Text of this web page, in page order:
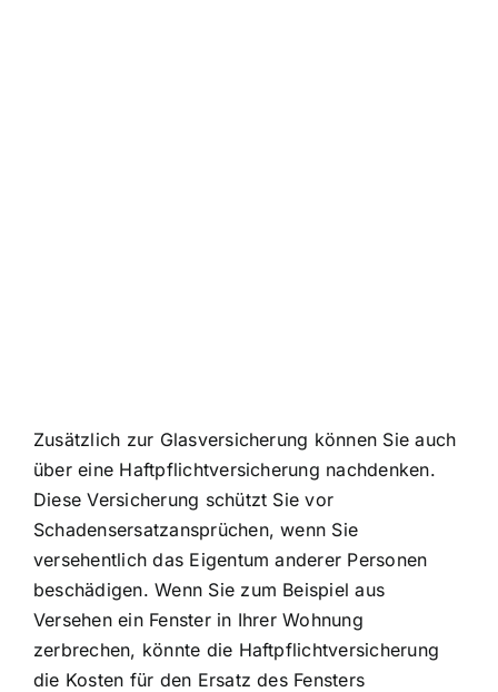
Zusätzlich zur Glasversicherung können Sie auch
über eine Haftpflichtversicherung nachdenken.
Diese Versicherung schützt Sie vor
Schadensersatzansprüchen, wenn Sie
versehentlich das Eigentum anderer Personen
beschädigen. Wenn Sie zum Beispiel aus
Versehen ein Fenster in Ihrer Wohnung
zerbrechen, könnte die Haftpflichtversicherung
die Kosten für den Ersatz des Fensters